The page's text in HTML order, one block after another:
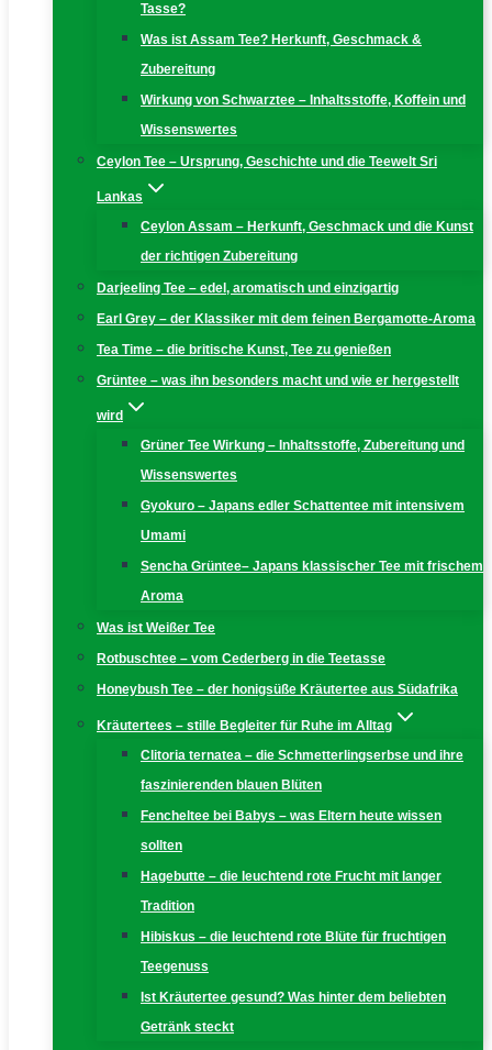
Tasse?
Was ist Assam Tee? Herkunft, Geschmack &
Zubereitung
Wirkung von Schwarztee – Inhaltsstoffe, Koffein und
Wissenswertes
Ceylon Tee – Ursprung, Geschichte und die Teewelt Sri
Lankas
Ceylon Assam – Herkunft, Geschmack und die Kunst
der richtigen Zubereitung
Darjeeling Tee – edel, aromatisch und einzigartig
Earl Grey – der Klassiker mit dem feinen Bergamotte-Aroma
Tea Time – die britische Kunst, Tee zu genießen
Grüntee – was ihn besonders macht und wie er hergestellt
wird
Grüner Tee Wirkung – Inhaltsstoffe, Zubereitung und
Wissenswertes
Gyokuro – Japans edler Schattentee mit intensivem
Umami
Sencha Grüntee– Japans klassischer Tee mit frischem
Aroma
Was ist Weißer Tee
Rotbuschtee – vom Cederberg in die Teetasse
Honeybush Tee – der honigsüße Kräutertee aus Südafrika
Kräutertees – stille Begleiter für Ruhe im Alltag
Clitoria ternatea – die Schmetterlingserbse und ihre
faszinierenden blauen Blüten
Fencheltee bei Babys – was Eltern heute wissen
sollten
Hagebutte – die leuchtend rote Frucht mit langer
Tradition
Hibiskus – die leuchtend rote Blüte für fruchtigen
Teegenuss
Ist Kräutertee gesund? Was hinter dem beliebten
Getränk steckt